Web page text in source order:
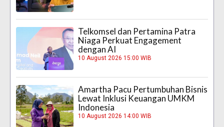
Telkomsel dan Pertamina Patra
Niaga Perkuat Engagement
dengan AI
10 August 2026 15:00 WIB
Amartha Pacu Pertumbuhan Bisnis
Lewat Inklusi Keuangan UMKM
Indonesia
10 August 2026 14:00 WIB